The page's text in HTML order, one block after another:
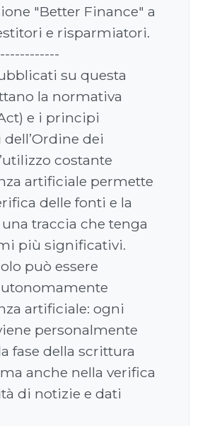
"Better Finance" a
e risparmiatori.
su questa
la normativa
e i principi
dei
costante
artificiale permette
delle fonti e la
traccia che tenga
più significativi.
può essere
artificiale: ogni
personalmente
fase della scrittura
anche nella verifica
di notizie e dati